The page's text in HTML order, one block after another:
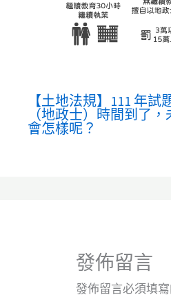
【土地法規】111 年試
（地政士）時間到了，
會怎樣呢？
發佈留言
發佈留言必須填